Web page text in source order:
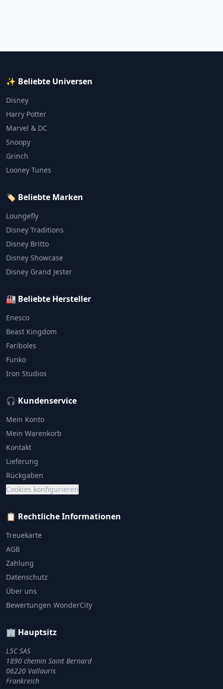
✨ Beliebte Universen
Disney
Harry Potter
Marvel & DC
Snoopy
Grinch
Looney Tunes
🏷️ Beliebte Marken
Loungefly
Disney Traditions
Disney Britto
Disney Showcase
Disney Grand Jester
🏭 Beliebte Hersteller
Enesco
Beast Kingdom
Fariboles
Funko
Iron Studios
🎧 Kundenservice
Mein Konto
Mein Warenkorb
Kontakt
Lieferung
Rückgaben
Cookies konfigurieren
📋 Rechtliche Informationen
Treuekarte
AGB
Zahlung
Datenschutz
Über uns
Bewertungen WonderCity
🏢 Hauptsitz
L5C SAS
1890 chemin Saint Bernard
06220 Vallauris
Frankreich